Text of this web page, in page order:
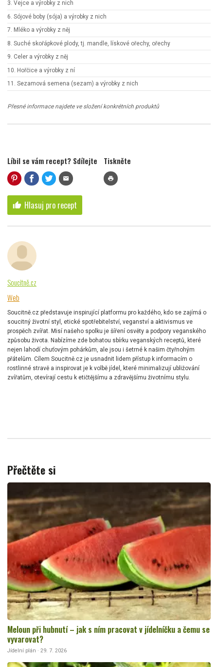
3. Vejce a výrobky z nich
6. Sójové boby (sója) a výrobky z nich
7. Mléko a výrobky z něj
8. Suché skořápkové plody, tj. mandle, lískové ořechy, ořechy
9. Celer a výrobky z něj
10. Hořčice a výrobky z ní
11. Sezamová semena (sezam) a výrobky z nich
Přesné informace najdete ve složení konkrétních produktů
Líbil se vám recept? Sdílejte
mail
Tiskněte
print
thumb_up Hlasuj pro recept
Soucitně.cz
Web
Soucitně.cz představuje inspirující platformu pro každého, kdo se zajímá o
soucitný životní styl, etické spotřebitelství, veganství a aktivismus ve
prospěch zvířat. Misí našeho spolku je šíření osvěty a podpory veganského
způsobu života. Nabízíme zde bohatou sbírku veganských receptů, které
nejen lahodí chuťovým pohárkům, ale jsou i šetrné k našim čtyřnohým
přátelům. Cílem Soucitně.cz je usnadnit lidem přístup k informacím o
rostlinné stravě a inspirovat je k volbě jídel, které minimalizují ubližování
zvířatům, otevírají cestu k etičtějšímu a zdravějšímu životnímu stylu.
Přečtěte si
Meloun při hubnutí – jak s ním pracovat v jídelníčku a čemu se
vyvarovat?
Jídelní plán · 29. 7. 2026